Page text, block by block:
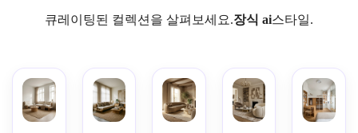
큐레이팅된 컬렉션을 살펴보세요.장식 ai스타일.